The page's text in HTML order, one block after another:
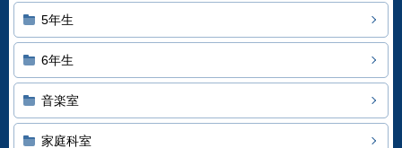
5年生
6年生
音楽室
家庭科室